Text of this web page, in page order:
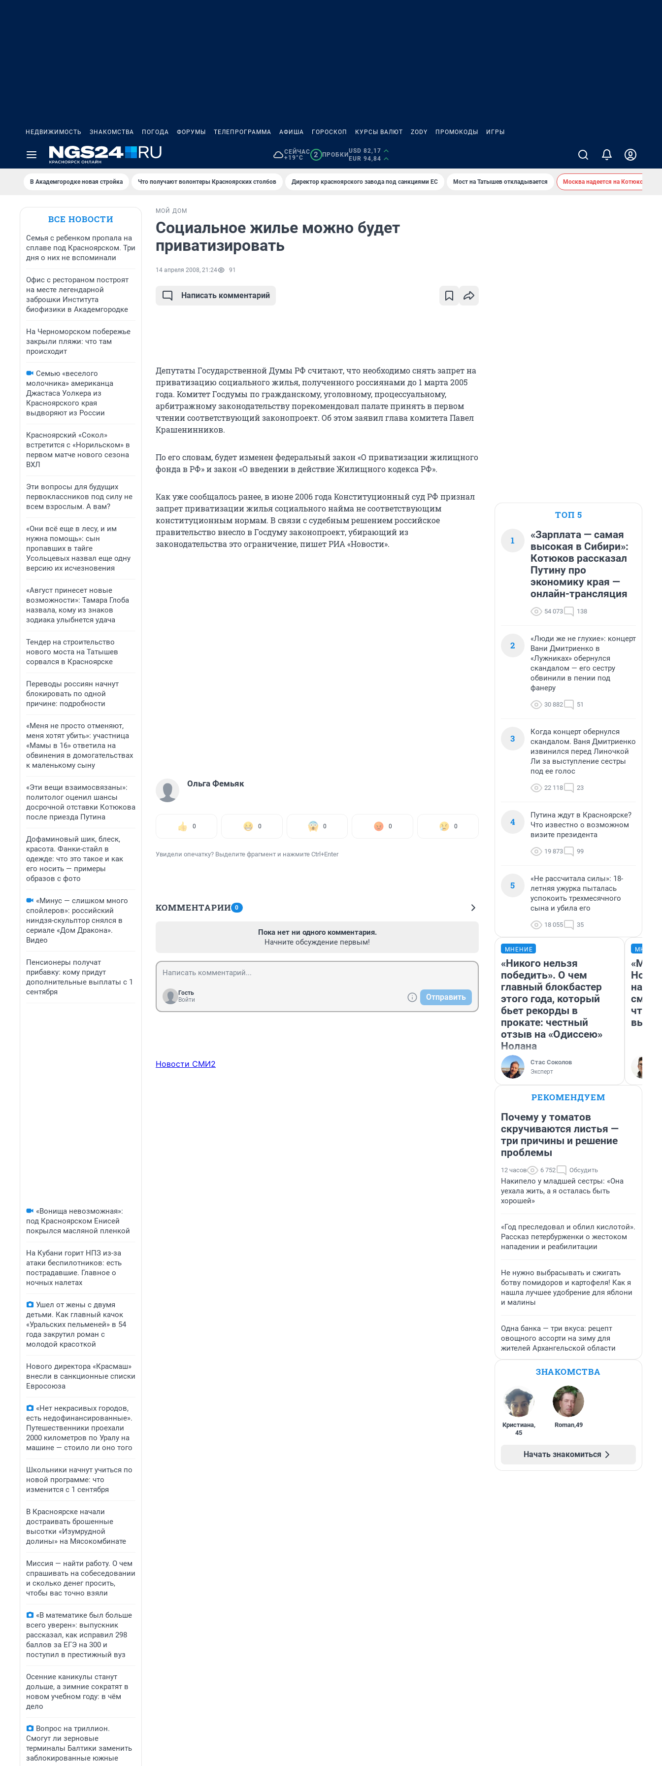
НЕДВИЖИМОСТЬ ЗНАКОМСТВА ПОГОДА ФОРУМЫ ТЕЛЕПРОГРАММА АФИША ГОРОСКОП КУРСЫ ВАЛЮТ ZODY ПРОМОКОДЫ ИГРЫ
СЕЙЧАС
+19°C
2 ПРОБКИ
USD 82,17
EUR 94,84
В Академгородке новая стройка Что получают волонтеры Красноярских столбов Директор красноярского завода под санкциями ЕС Мост на Татышев откладывается Москва надеется на Котюкова?
ВСЕ НОВОСТИ
Семья с ребенком пропала на
сплаве под Красноярском. Три
дня о них не вспоминали
Офис с рестораном построят
на месте легендарной
заброшки Института
биофизики в Академгородке
На Черноморском побережье
закрыли пляжи: что там
происходит
Семью «веселого
молочника» американца
Джастаса Уолкера из
Красноярского края
выдворяют из России
Красноярский «Сокол»
встретится с «Норильском» в
первом матче нового сезона
ВХЛ
Эти вопросы для будущих
первоклассников под силу не
всем взрослым. А вам?
«Они всё еще в лесу, и им
нужна помощь»: сын
пропавших в тайге
Усольцевых назвал еще одну
версию их исчезновения
«Август принесет новые
возможности»: Тамара Глоба
назвала, кому из знаков
зодиака улыбнется удача
Тендер на строительство
нового моста на Татышев
сорвался в Красноярске
Переводы россиян начнут
блокировать по одной
причине: подробности
«Меня не просто отменяют,
меня хотят убить»: участница
«Мамы в 16» ответила на
обвинения в домогательствах
к маленькому сыну
«Эти вещи взаимосвязаны»:
политолог оценил шансы
досрочной отставки Котюкова
после приезда Путина
Дофаминовый шик, блеск,
красота. Фанки-стайл в
одежде: что это такое и как
его носить — примеры
образов с фото
«Минус — слишком много
спойлеров»: российский
ниндзя-скульптор снялся в
сериале «Дом Дракона».
Видео
Пенсионеры получат
прибавку: кому придут
дополнительные выплаты с 1
сентября
«Вонища невозможная»:
под Красноярском Енисей
покрылся масляной пленкой
На Кубани горит НПЗ из-за
атаки беспилотников: есть
пострадавшие. Главное о
ночных налетах
Ушел от жены с двумя
детьми. Как главный качок
«Уральских пельменей» в 54
года закрутил роман с
молодой красоткой
Нового директора «Красмаш»
внесли в санкционные списки
Евросоюза
«Нет некрасивых городов,
есть недофинансированные».
Путешественники проехали
2000 километров по Уралу на
машине — стоило ли оно того
Школьники начнут учиться по
новой программе: что
изменится с 1 сентября
В Красноярске начали
достраивать брошенные
высотки «Изумрудной
долины» на Мясокомбинате
Миссия — найти работу. О чем
спрашивать на собеседовании
и сколько денег просить,
чтобы вас точно взяли
«В математике был больше
всего уверен»: выпускник
рассказал, как исправил 298
баллов за ЕГЭ на 300 и
поступил в престижный вуз
Осенние каникулы станут
дольше, а зимние сократят в
новом учебном году: в чём
дело
Вопрос на триллион.
Смогут ли зерновые
терминалы Балтики заменить
заблокированные южные
МОЙ ДОМ
Социальное жилье можно будет
приватизировать
14 апреля 2008, 21:24 91
Написать комментарий
Депутаты Государственной Думы РФ считают, что необходимо снять запрет на
приватизацию социального жилья, полученного россиянами до 1 марта 2005
года. Комитет Госдумы по гражданскому, уголовному, процессуальному,
арбитражному законодательству порекомендовал палате принять в первом
чтении соответствующий законопроект. Об этом заявил глава комитета Павел
Крашенинников.
По его словам, будет изменен федеральный закон «О приватизации жилищного
фонда в РФ» и закон «О введении в действие Жилищного кодекса РФ».
Как уже сообщалось ранее, в июне 2006 года Конституционный суд РФ признал
запрет приватизации жилья социального найма не соответствующим
конституционным нормам. В связи с судебным решением российское
правительство внесло в Госдуму законопроект, убирающий из
законодательства это ограничение, пишет РИА «Новости».
Ольга Фемьяк
0 0 0 0 0
Увидели опечатку? Выделите фрагмент и нажмите Ctrl+Enter
КОММЕНТАРИИ 0
Пока нет ни одного комментария.
Начните обсуждение первым!
Гость
Войти
Отправить
Новости СМИ2
ТОП 5
1
«Зарплата — самая
высокая в Сибири»:
Котюков рассказал
Путину про
экономику края —
онлайн-трансляция
54 073 138
2
«Люди же не глухие»: концерт
Вани Дмитриенко в
«Лужниках» обернулся
скандалом — его сестру
обвинили в пении под
фанеру
30 882 51
3
Когда концерт обернулся
скандалом. Ваня Дмитриенко
извинился перед Линочкой
Ли за выступление сестры
под ее голос
22 118 23
4
Путина ждут в Красноярске?
Что известно о возможном
визите президента
19 873 99
5
«Не рассчитала силы»: 18-
летняя ужурка пыталась
успокоить трехмесячного
сына и убила его
18 055 35
МНЕНИЕ
«Никого нельзя
победить». О чем
главный блокбастер
этого года, который
бьет рекорды в
прокате: честный
отзыв на «Одиссею»
Нолана
Стас Соколов
Эксперт
«Мы
РЕКОМЕНДУЕМ
Почему у томатов
скручиваются листья —
три причины и решение
проблемы
12 часов 6 752 Обсудить
Накипело у младшей сестры: «Она
уехала жить, а я осталась быть
хорошей»
«Год преследовал и облил кислотой».
Рассказ петербурженки о жестоком
нападении и реабилитации
Не нужно выбрасывать и сжигать
ботву помидоров и картофеля! Как я
нашла лучшее удобрение для яблони
и малины
Одна банка — три вкуса: рецепт
овощного ассорти на зиму для
жителей Архангельской области
ЗНАКОМСТВА
Кристиана,
45
Roman,49
Начать знакомиться